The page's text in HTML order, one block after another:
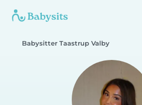
Babysitter Taastrup Valby